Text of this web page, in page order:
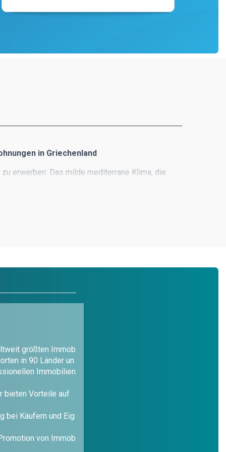
in Griechenland
erwerben: Das milde mediterrane Klima, die
und wundeschöne Häuser, u.v.m.
größten Immob
in 90 Länder un
Immobilien
bieten Vorteile auf
bei Käufern und Eig
von Immob